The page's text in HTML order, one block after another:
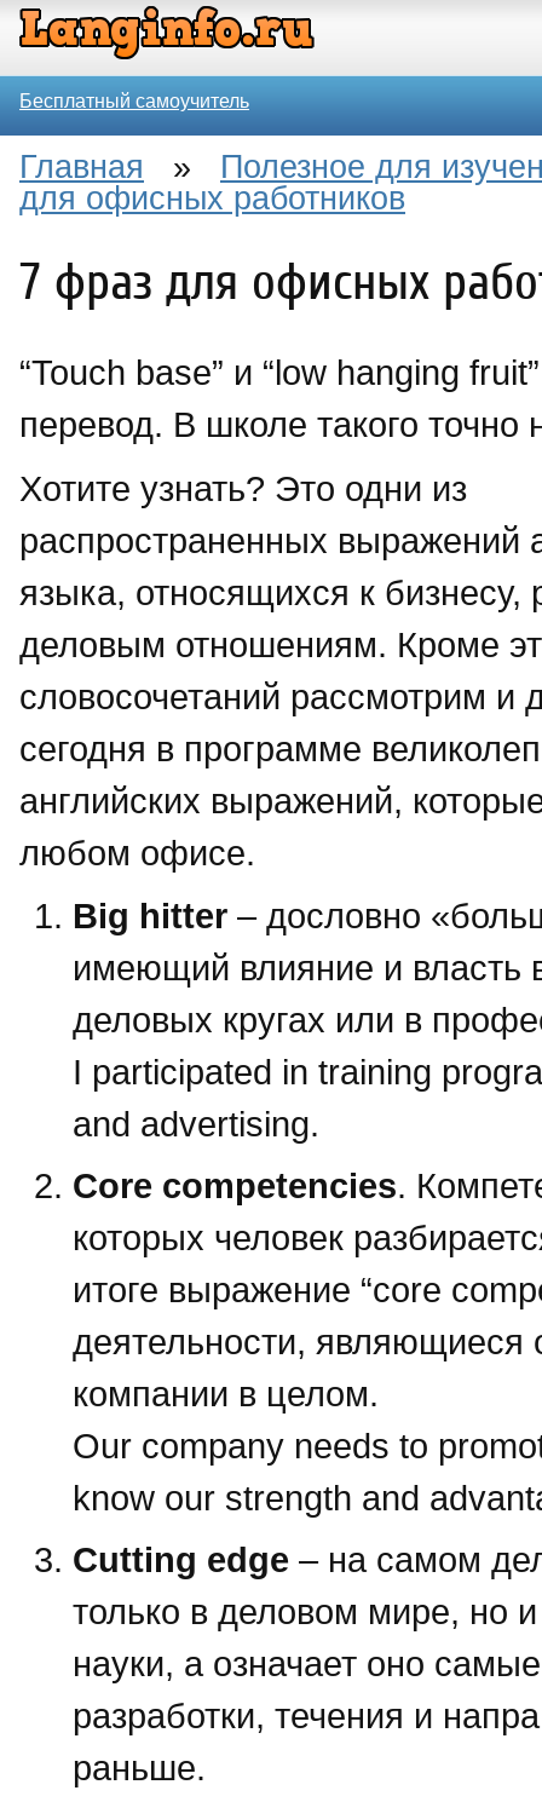
Бесплатный самоучитель
Главная » Полезное для
для офисных работников
7 фраз для офисных
“Touch base” и “low hanging
перевод. В школе такого точно
Хотите узнать? Это одни из
распространенных выражений
языка, относящихся к бизнесу,
деловым отношениям. Кроме
словосочетаний рассмотрим и
сегодня в программе
английских выражений,
любом офисе.
Big hitter – дословно
имеющий влияние и власть
деловых кругах или в
I participated in training
and advertising.
Core competencies.
которых человек
итоге выражение “core
деятельности,
компании в целом.
Our company needs to
know our strength and
Cutting edge – на самом
только в деловом мире, но
науки, а означает оно
разработки, течения и
раньше.